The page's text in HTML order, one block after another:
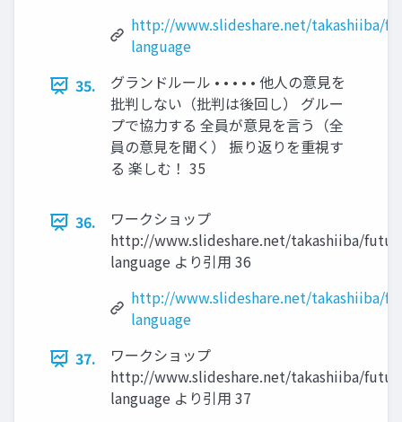
http://www.slideshare.net/takashiiba/
language
35.
グランドルール • • • • • 他人の意見を
批判しない（批判は後回し） グルー
プで協力する 全員が意見を言う（全
員の意見を聞く） 振り返りを重視す
る 楽しむ！ 35
36.
ワークショップ
http://www.slideshare.net/takashiiba/
language より引用 36
http://www.slideshare.net/takashiiba/
language
37.
ワークショップ
http://www.slideshare.net/takashiiba/
language より引用 37